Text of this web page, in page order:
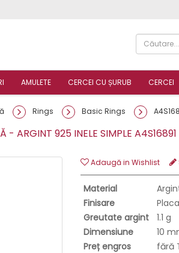
AMULETE CERCEI CU ȘURUB CERCEI
Rings Basic Rings
- ARGINT 925 INELE SIMPLE A4S16891
Adaugă in Wishlist
Material
Finisare
Greutate argint
1.1 g
Dimensiune
10
Preț engros
fără